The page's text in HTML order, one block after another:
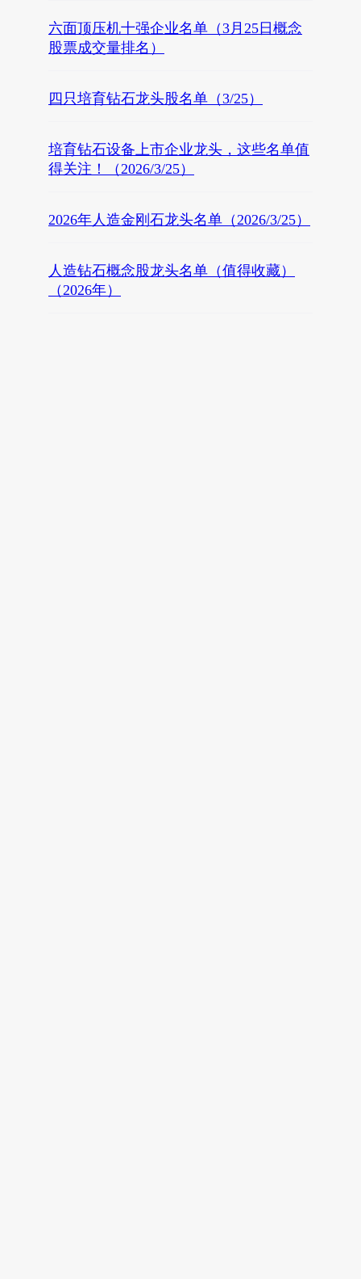
六面顶压机十强企业名单（3月25日概念
股票成交量排名）
四只培育钻石龙头股名单（3/25）
培育钻石设备上市企业龙头，这些名单值
得关注！（2026/3/25）
2026年人造金刚石龙头名单（2026/3/25）
人造钻石概念股龙头名单（值得收藏）
（2026年）